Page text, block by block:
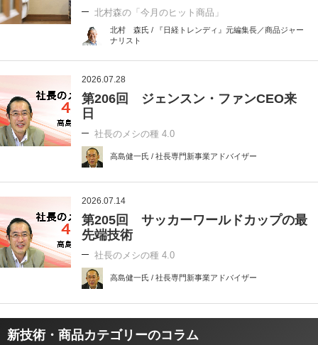
北村森の「今月のヒット商品」
北村 森氏 / 『日経トレンディ』元編集長／商品ジャー
ナリスト
2026.07.28
第206回 ジェンスン・ファンCEO来
日
社長のメシの種 4.0
高島健一氏 / 社長専門新事業アドバイザー
2026.07.14
第205回 サッカーワールドカップの最
先端技術
社長のメシの種 4.0
高島健一氏 / 社長専門新事業アドバイザー
新技術・商品カテゴリーのコラム